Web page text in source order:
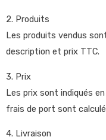
2. Produits
Les produits vendus
description et prix TTC.
3. Prix
Les prix sont indiqués
frais de port sont
4. Livraison